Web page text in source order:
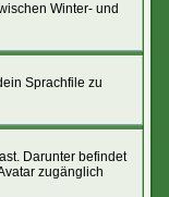
Winter- und
Sprachfile zu
Darunter befindet
zugänglich